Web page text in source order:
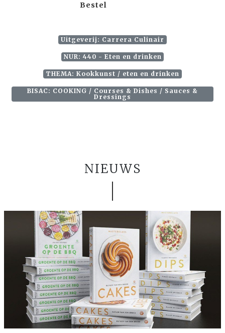
Bestel
Uitgeverij: Carrera Culinair
NUR: 440 - Eten en drinken
THEMA: Kookkunst / eten en drinken
BISAC: COOKING / Courses & Dishes / Sauces &
Dressings
NIEUWS